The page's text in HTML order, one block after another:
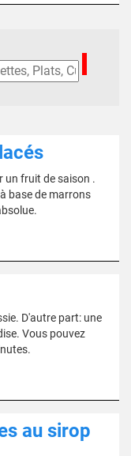
un fruit de saison .
base de marrons
D'autre part: une
Vous pouvez
au sirop